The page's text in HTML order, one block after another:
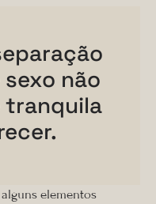
não
tranquila
elementos